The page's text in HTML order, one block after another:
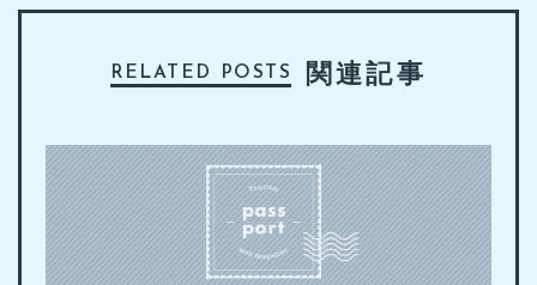
RELATED POSTS 関連記事